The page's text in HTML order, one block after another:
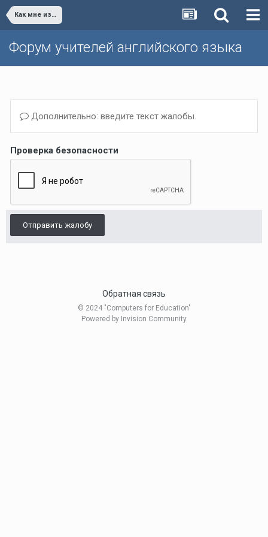
Как мне изучать.../How do I study...
Форум учителей английского языка
Дополнительно: введите текст жалобы.
Проверка безопасности
Отправить жалобу
Обратная связь
© 2024 "Computers for Education"
Powered by Invision Community